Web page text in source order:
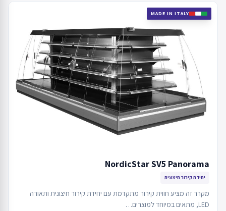
MADE IN ITALY
NordicStar SV5 Panorama
יחידת קירור חיצונית
מקרר זה מציע חווית קירור מתקדמת עם יחידת קירור חיצונית ותאורה
LED, מתאים במיוחד למוצרים…